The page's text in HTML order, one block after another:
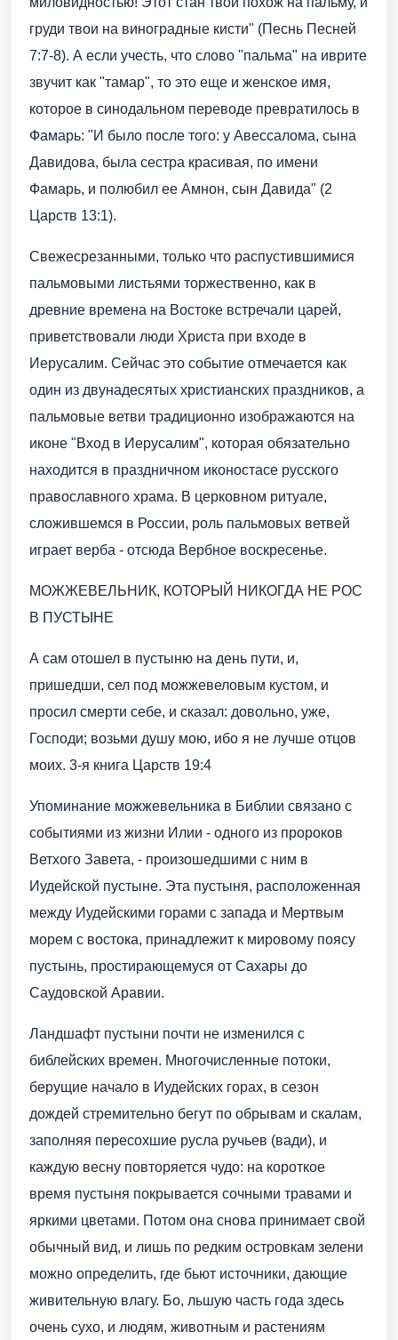
груди твои на виноградные кисти" (Песнь Песней
7:7-8). А если учесть, что слово "пальма" на иврите
звучит как "тамар", то это еще и женское имя,
которое в синодальном переводе превратилось в
Фамарь: "И было после того: у Авессалома, сына
Давидова, была сестра красивая, по имени
Фамарь, и полюбил ее Амнон, сын Давида" (2
Царств 13:1).
Свежесрезанными, только что распустившимися
пальмовыми листьями торжественно, как в
древние времена на Востоке встречали царей,
приветствовали люди Христа при входе в
Иерусалим. Сейчас это событие отмечается как
один из двунадесятых христианских праздников, а
пальмовые ветви традиционно изображаются на
иконе "Вход в Иерусалим", которая обязательно
находится в праздничном иконостасе русского
православного храма. В церковном ритуале,
сложившемся в России, роль пальмовых ветвей
играет верба - отсюда Вербное воскресенье.
МОЖЖЕВЕЛЬНИК, КОТОРЫЙ НИКОГДА НЕ РОС
В ПУСТЫНЕ
А сам отошел в пустыню на день пути, и,
пришедши, сел под можжевеловым кустом, и
просил смерти себе, и сказал: довольно, уже,
Господи; возьми душу мою, ибо я не лучше отцов
моих. 3-я книга Царств 19:4
Упоминание можжевельника в Библии связано с
событиями из жизни Илии - одного из пророков
Ветхого Завета, - произошедшими с ним в
Иудейской пустыне. Эта пустыня, расположенная
между Иудейскими горами с запада и Мертвым
морем с востока, принадлежит к мировому поясу
пустынь, простирающемуся от Сахары до
Саудовской Аравии.
Ландшафт пустыни почти не изменился с
библейских времен. Многочисленные потоки,
берущие начало в Иудейских горах, в сезон
дождей стремительно бегут по обрывам и скалам,
заполняя пересохшие русла ручьев (вади), и
каждую весну повторяется чудо: на короткое
время пустыня покрывается сочными травами и
яркими цветами. Потом она снова принимает свой
обычный вид, и лишь по редким островкам зелени
можно определить, где бьют источники, дающие
живительную влагу. Бо, льшую часть года здесь
очень сухо, и людям, животным и растениям